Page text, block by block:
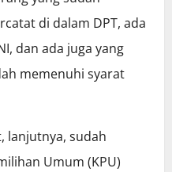
di dalam DPT, ada
dan ada juga yang
memenuhi syarat
lanjutnya, sudah
Umum (KPU)